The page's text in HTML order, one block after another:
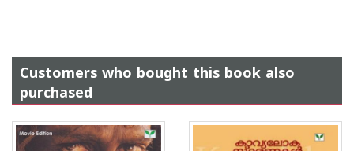
Customers who bought this book also
purchased